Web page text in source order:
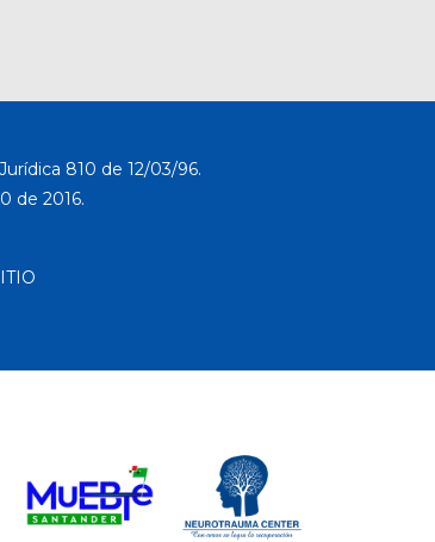
810 de 12/03/96.
de 2016.